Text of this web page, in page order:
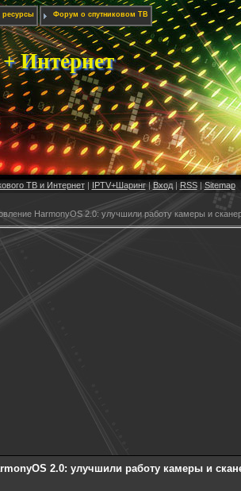
ресурсы Форум о спутниковом ТВ
Интернет
ТВ и Интернет| IPTV+Шаринг| Вход| RSS| Sitemap
HarmonyOS 2.0: улучшили работу камеры и
2.0: улучшили работу камеры и